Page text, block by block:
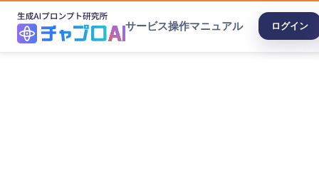
サービス操作マニュアル ログイン